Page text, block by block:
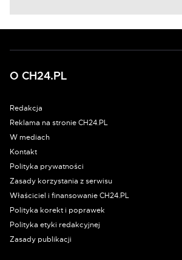
O CH24.PL
Redakcja
Reklama na stronie CH24.PL
W mediach
Kontakt
Polityka prywatności
Zasady korzystania z serwisu
Właściciel i finansowanie CH24.PL
Polityka korekt i poprawek
Polityka etyki redakcyjnej
Zasady publikacji